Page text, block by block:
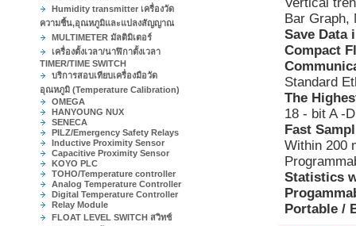
Humidity transmitter เครื่องวัด
ความชื้น,อุณหภูมิและแปลงสัญญาณ
MULTIMETER มัลติมิเตอร์
เครื่องตั้งเวลา/นาฬิกาตั้งเวลา
TIMER/TIME SWITCH
บริการสอบเทียบเครื่องมือวัด
อุณหภูมิ (Temperature Calibration)
OMEGA
HANYOUNG NUX
SENECA
PILZ/Emergency Safety Relays
Inductive Proximity Sensor
Capacitive Proximity Sensor
KOYO PLC
TOHO/Temperature controller
Analog Temperature Controller
Digital Temperature Controller
Relay Module
FLOAT LEVEL SWITCH สวิทช์
Bar Graph,
Save Data
Compact
Standard
The
18 - bit A -
Fast
Within 200
Statistics
Portable /